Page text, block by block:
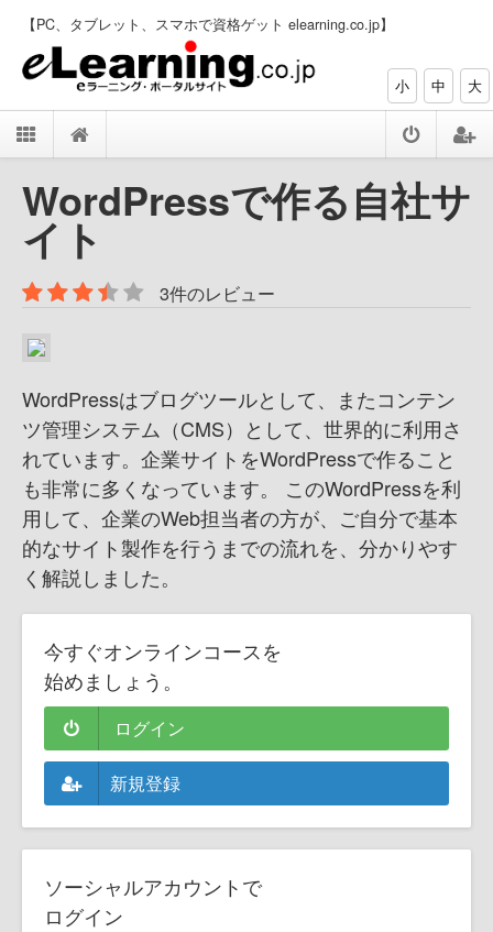
【PC、タブレット、スマホで資格ゲット elearning.co.jp】
小 中 大
WordPressで作る自社サ
イト
3件のレビュー
WordPressはブログツールとして、またコンテン
ツ管理システム（CMS）として、世界的に利用さ
れています。企業サイトをWordPressで作ること
も非常に多くなっています。 このWordPressを利
用して、企業のWeb担当者の方が、ご自分で基本
的なサイト製作を行うまでの流れを、分かりやす
く解説しました。
今すぐオンラインコースを
始めましょう。
ログイン
新規登録
ソーシャルアカウントで
ログイン